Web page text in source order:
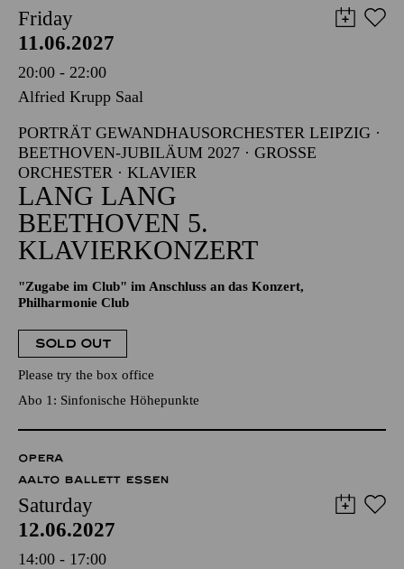
Friday
11.06.2027
20:00 - 22:00
Alfried Krupp Saal
PORTRÄT GEWANDHAUSORCHESTER LEIPZIG ·
BEETHOVEN-JUBILÄUM 2027 · GROSSE O
RCHESTER · KLAVIER
LANG LANG
BEETHOVEN 5.
KLAVIERKONZERT
"Zugabe im Club" im Anschluss an das Konzert,
Philharmonie Club
SOLD OUT
Please try the box office
Abo 1: Sinfonische Höhepunkte
OPERA
AALTO BALLETT ESSEN
Saturday
12.06.2027
14:00 - 17:00